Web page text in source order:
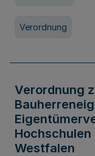
Verordnung
Verordnung
Hochschulen
Westfalen